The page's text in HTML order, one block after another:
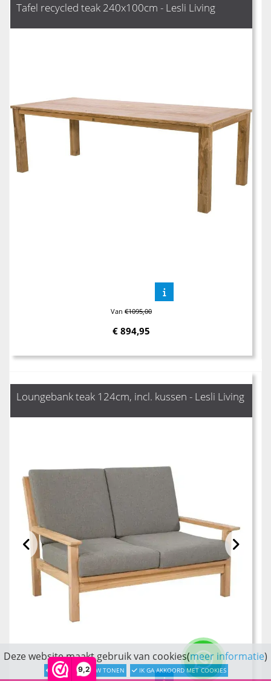
9,2
Tafel recycled teak 240x100cm - Lesli Living
Van €1095,00
€ 894,95
Loungebank teak 124cm, incl. kussen - Lesli Living
Deze website maakt gebruik van cookies(meer informatie)
LATER OPNIEUW TONEN IK GA AKKOORD MET COOKIES